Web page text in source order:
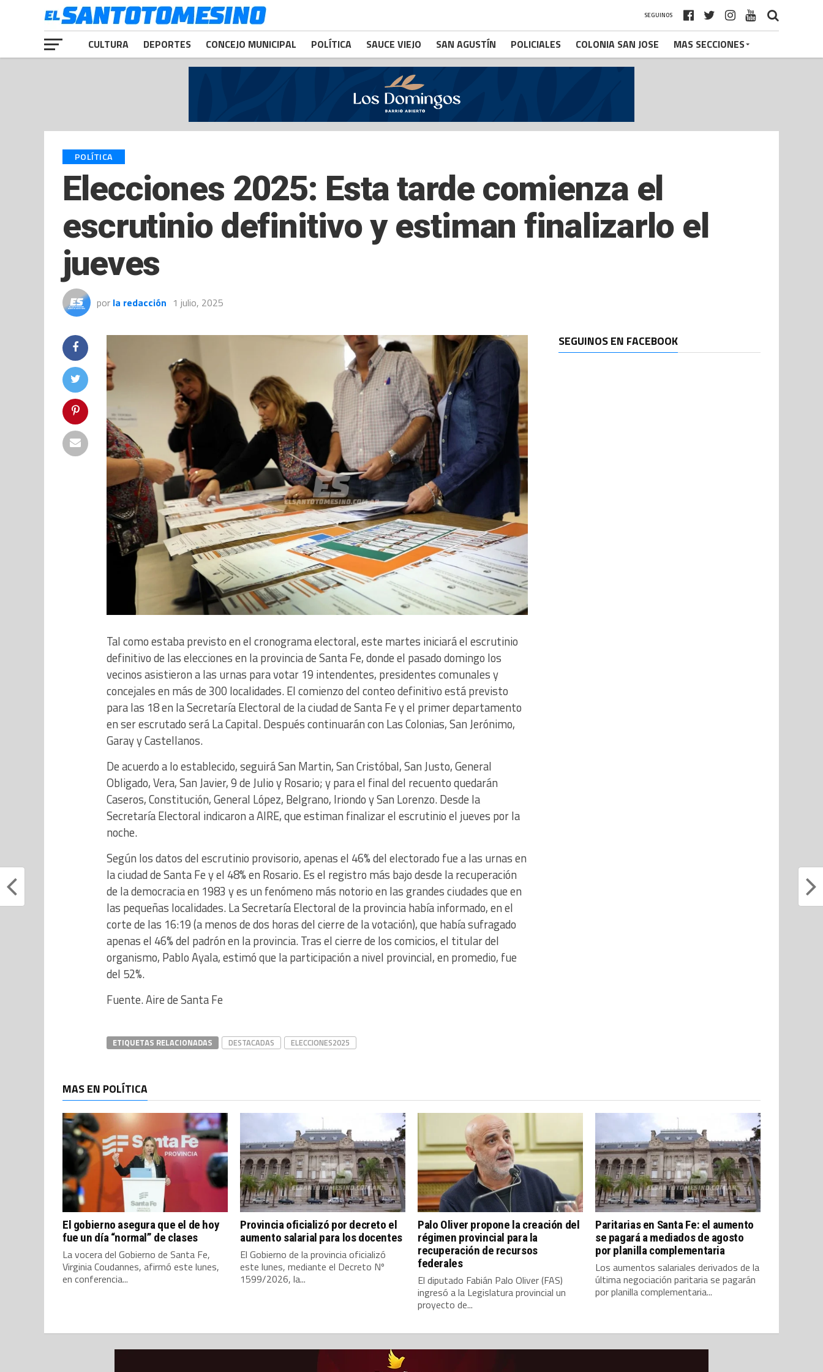
SEGUINOS
CULTURA DEPORTES CONCEJO MUNICIPAL POLÍTICA SAUCE VIEJO SAN AGUSTÍN POLICIALES COLONIA SAN JOSE MAS SECCIONES
POLÍTICA
Elecciones 2025: Esta tarde comienza el
escrutinio definitivo y estiman finalizarlo el
jueves
por la redacción 1 julio, 2025
Tal como estaba previsto en el cronograma electoral, este martes iniciará el escrutinio
definitivo de las elecciones en la provincia de Santa Fe, donde el pasado domingo los
vecinos asistieron a las urnas para votar 19 intendentes, presidentes comunales y
concejales en más de 300 localidades. El comienzo del conteo definitivo está previsto
para las 18 en la Secretaría Electoral de la ciudad de Santa Fe y el primer departamento
en ser escrutado será La Capital. Después continuarán con Las Colonias, San Jerónimo,
Garay y Castellanos.
De acuerdo a lo establecido, seguirá San Martin, San Cristóbal, San Justo, General
Obligado, Vera, San Javier, 9 de Julio y Rosario; y para el final del recuento quedarán
Caseros, Constitución, General López, Belgrano, Iriondo y San Lorenzo. Desde la
Secretaría Electoral indicaron a AIRE, que estiman finalizar el escrutinio el jueves por la
noche.
Según los datos del escrutinio provisorio, apenas el 46% del electorado fue a las urnas en
la ciudad de Santa Fe y el 48% en Rosario. Es el registro más bajo desde la recuperación
de la democracia en 1983 y es un fenómeno más notorio en las grandes ciudades que en
las pequeñas localidades. La Secretaría Electoral de la provincia había informado, en el
corte de las 16:19 (a menos de dos horas del cierre de la votación), que había sufragado
apenas el 46% del padrón en la provincia. Tras el cierre de los comicios, el titular del
organismo, Pablo Ayala, estimó que la participación a nivel provincial, en promedio, fue
del 52%.
Fuente. Aire de Santa Fe
ETIQUETAS RELACIONADAS DESTACADAS ELECCIONES2025
SEGUINOS EN FACEBOOK
MAS EN POLÍTICA
El gobierno asegura que el de hoy
fue un día “normal” de clases
La vocera del Gobierno de Santa Fe,
Virginia Coudannes, afirmó este lunes,
en conferencia...
Provincia oficializó por decreto el
aumento salarial para los docentes
El Gobierno de la provincia oficializó
este lunes, mediante el Decreto Nº
1599/2026, la...
Palo Oliver propone la creación del
régimen provincial para la
recuperación de recursos
federales
El diputado Fabián Palo Oliver (FAS)
ingresó a la Legislatura provincial un
proyecto de...
Paritarias en Santa Fe: el aumento
se pagará a mediados de agosto
por planilla complementaria
Los aumentos salariales derivados de la
última negociación paritaria se pagarán
por planilla complementaria...